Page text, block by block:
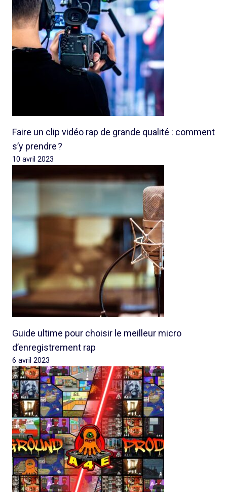
Faire un clip vidéo rap de grande qualité : comment
s’y prendre ?
10 avril 2023
Guide ultime pour choisir le meilleur micro
d’enregistrement rap
6 avril 2023